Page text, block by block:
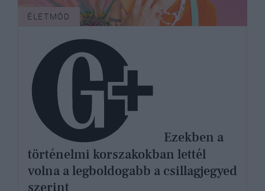
ÉLETMÓD
Ezekben a
történelmi korszakokban lettél
volna a legboldogabb a csillagjegyed
szerint